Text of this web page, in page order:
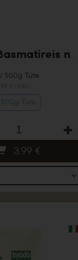
/ 500g Tüte
500g Tüte
3,99 €